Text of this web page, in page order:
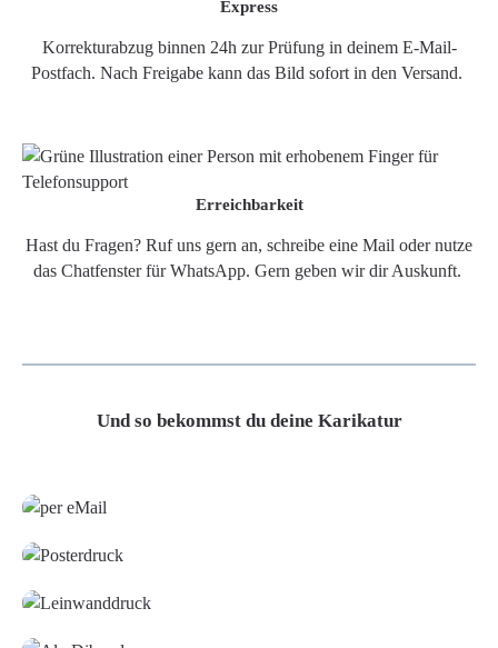
Express
Korrekturabzug binnen 24h zur Prüfung in deinem E-Mail-
Postfach. Nach Freigabe kann das Bild sofort in den Versand.
Erreichbarkeit
Hast du Fragen? Ruf uns gern an, schreibe eine Mail oder nutze
das Chatfenster für WhatsApp. Gern geben wir dir Auskunft.
Und so bekommst du deine Karikatur